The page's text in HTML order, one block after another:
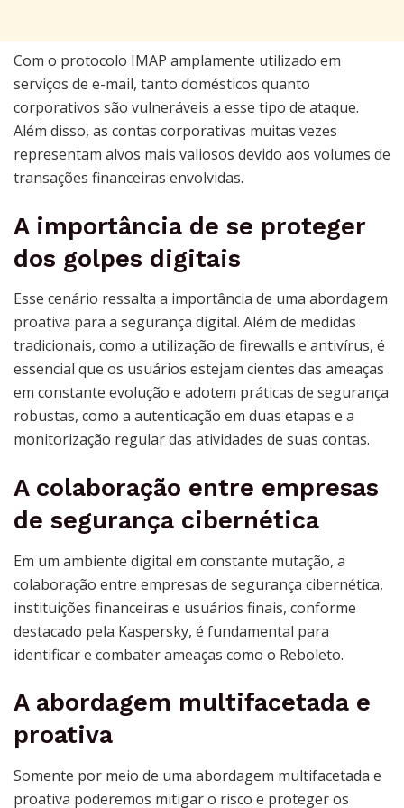
Com o protocolo IMAP amplamente utilizado em
serviços de e-mail, tanto domésticos quanto
corporativos são vulneráveis a esse tipo de ataque.
Além disso, as contas corporativas muitas vezes
representam alvos mais valiosos devido aos volumes de
transações financeiras envolvidas.
A importância de se proteger
dos golpes digitais
Esse cenário ressalta a importância de uma abordagem
proativa para a segurança digital. Além de medidas
tradicionais, como a utilização de firewalls e antivírus, é
essencial que os usuários estejam cientes das ameaças
em constante evolução e adotem práticas de segurança
robustas, como a autenticação em duas etapas e a
monitorização regular das atividades de suas contas.
A colaboração entre empresas
de segurança cibernética
Em um ambiente digital em constante mutação, a
colaboração entre empresas de segurança cibernética,
instituições financeiras e usuários finais, conforme
destacado pela Kaspersky, é fundamental para
identificar e combater ameaças como o Reboleto.
A abordagem multifacetada e
proativa
Somente por meio de uma abordagem multifacetada e
proativa poderemos mitigar o risco e proteger os